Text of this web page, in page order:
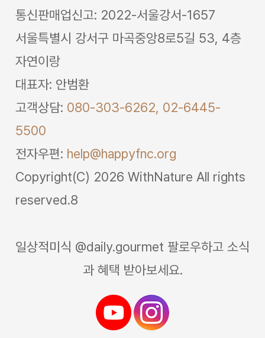
통신판매업신고: 2022-서울강서-1657
서울특별시 강서구 마곡중앙8로5길 53, 4층
자연이랑
대표자: 안범환
고객상담: 080-303-6262, 02-6445-
5500
전자우편: help@happyfnc.org
Copyright(C) 2026 WithNature All rights
reserved.8
일상적미식 @daily.gourmet 팔로우하고 소식
과 혜택 받아보세요.